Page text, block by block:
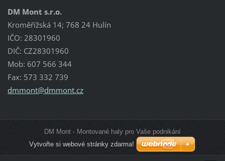
DM Mont s.r.o.
Kroměřížská 14; 768 24 Hulín
IČO: 28301960
DIČ: CZ28301960
Mob: 607 566 344
Fax: 573 332 739
dmmont@dmmont.cz
DM Mont - Montované haly pro Vaše podnikání
Vytvořte si webové stránky zdarma!